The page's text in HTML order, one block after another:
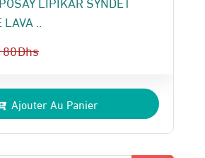
..
Dhs
Ajouter Au Panier